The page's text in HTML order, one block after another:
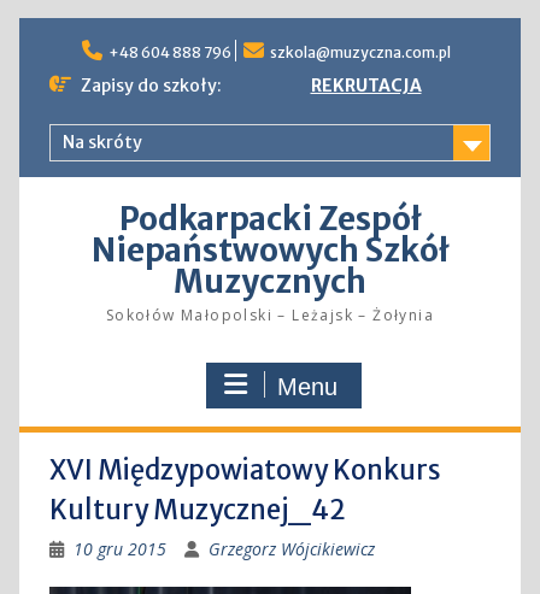
content
+48 604 888 796 szkola@muzyczna.com.pl
Zapisy do szkoły: REKRUTACJA
Na skróty
Podkarpacki Zespół
Niepaństwowych Szkół
Muzycznych
Sokołów Małopolski – Leżajsk – Żołynia
Menu
XVI Międzypowiatowy Konkurs
Kultury Muzycznej_42
10 gru 2015 Grzegorz Wójcikiewicz